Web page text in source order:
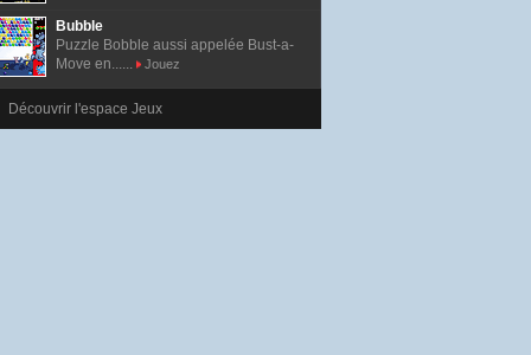
Bubble
Puzzle Bobble aussi appelée Bust-a-
Move en......
Jouez
Découvrir l'espace Jeux